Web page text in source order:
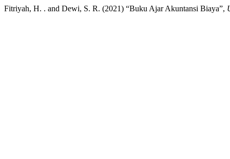
Fitriyah, H. . and Dewi, S. R. (2021) “Buku Ajar Akuntansi Biaya”,